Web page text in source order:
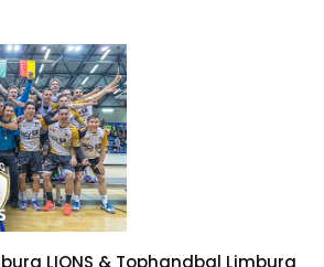
LIONS & Tophandbal Limburg